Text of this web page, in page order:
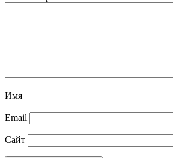
Имя
Email
Сайт